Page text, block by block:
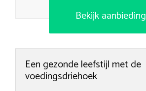
Bekijk aanbieding
Een gezonde leefstijl met de
voedingsdriehoek